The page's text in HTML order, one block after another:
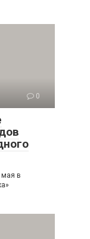
0
мая в